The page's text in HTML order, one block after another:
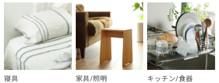
寝具 家具/照明 キッチン/食器